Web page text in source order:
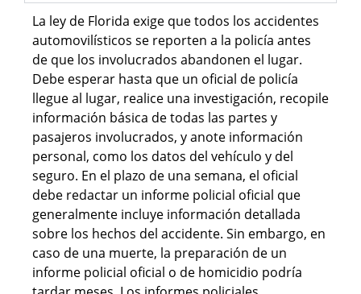
La ley de Florida exige que todos los accidentes
automovilísticos se reporten a la policía antes
de que los involucrados abandonen el lugar.
Debe esperar hasta que un oficial de policía
llegue al lugar, realice una investigación, recopile
información básica de todas las partes y
pasajeros involucrados, y anote información
personal, como los datos del vehículo y del
seguro. En el plazo de una semana, el oficial
debe redactar un informe policial oficial que
generalmente incluye información detallada
sobre los hechos del accidente. Sin embargo, en
caso de una muerte, la preparación de un
informe policial oficial o de homicidio podría